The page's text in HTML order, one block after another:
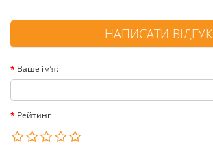
НАПИСАТИ ВІДГУК
Ваше ім’я:
Рейтинг